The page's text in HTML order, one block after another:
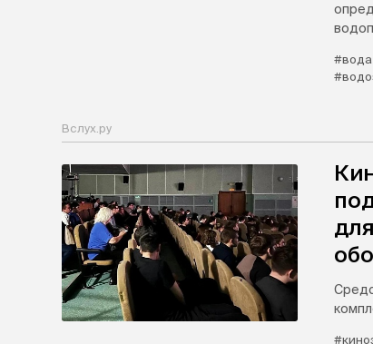
#вода
Вслух.ру